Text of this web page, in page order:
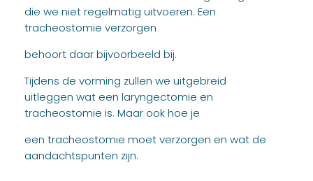
die we niet regelmatig uitvoeren. Een
tracheostomie verzorgen
behoort daar bijvoorbeeld bij.
Tijdens de vorming zullen we uitgebreid
uitleggen wat een laryngectomie en
tracheostomie is. Maar ook hoe je
een tracheostomie moet verzorgen en wat de
aandachtspunten zijn.